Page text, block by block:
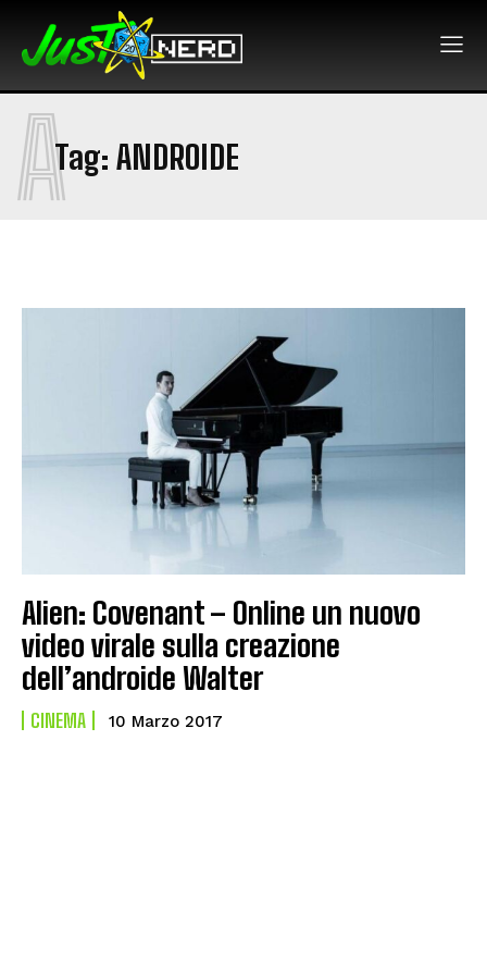
Tag: ANDROIDE
A
Alien: Covenant – Online un nuovo
video virale sulla creazione
dell’androide Walter
CINEMA 10 Marzo 2017